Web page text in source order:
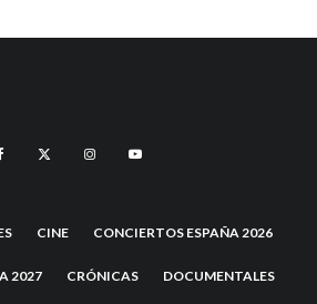
CINE CONCIERTOS ESPAÑA 2026
2027 CRÓNICAS DOCUMENTALES